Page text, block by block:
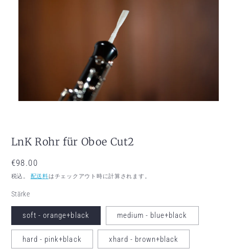
LnK Rohr für Oboe Cut2
通常価格
€98.00
税込。 配送料はチェックアウト時に計算されます。
Stärke
soft - orange+black medium - blue+black
hard - pink+black xhard - brown+black